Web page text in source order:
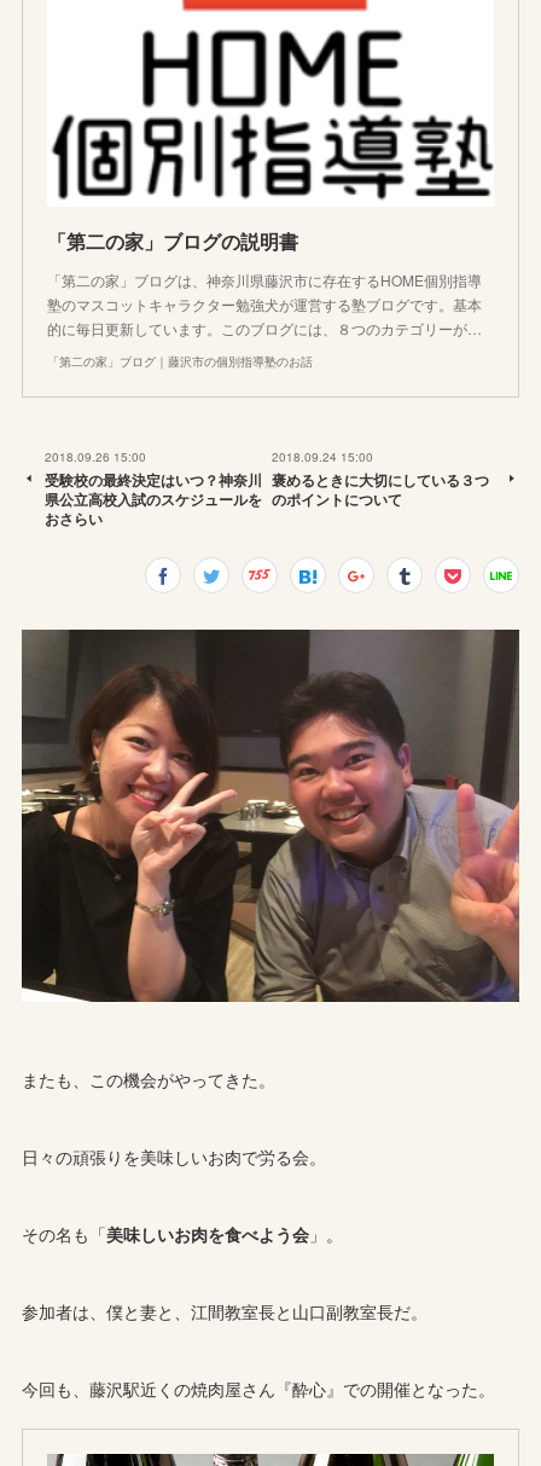
「第二の家」ブログの説明書
「第二の家」ブログは、神奈川県藤沢市に存在するHOME個別指導
塾のマスコットキャラクター勉強犬が運営する塾ブログです。基本
的に毎日更新しています。このブログには、８つのカテゴリーが…
「第二の家」ブログ｜藤沢市の個別指導塾のお話
2018.09.26 15:00
受験校の最終決定はいつ？神奈川
県公立高校入試のスケジュールを
おさらい
2018.09.24 15:00
褒めるときに大切にしている３つ
のポイントについて
またも、この機会がやってきた。
日々の頑張りを美味しいお肉で労る会。
その名も「美味しいお肉を食べよう会 」。
参加者は、僕と妻と、江間教室長と山口副教室長だ。
今回も、藤沢駅近くの焼肉屋さん『酔心』での開催となった。